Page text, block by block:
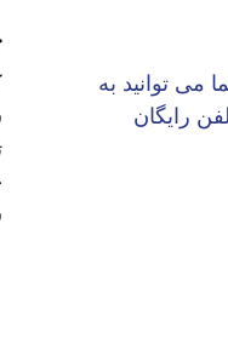
می توانید به
رایگان